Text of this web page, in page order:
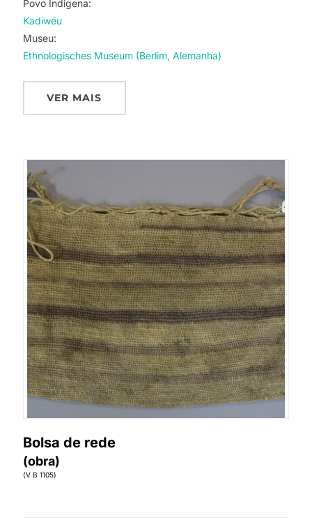
Povo Indigena:
Kadiwéu
Museu:
Ethnologisches Museum (Berlim, Alemanha)
VER MAIS
Bolsa de rede
(obra)
(V B 1105)